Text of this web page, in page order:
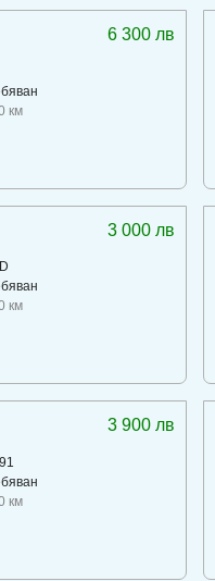
6 300 лв
км
3 000 лв
км
3 900 лв
км